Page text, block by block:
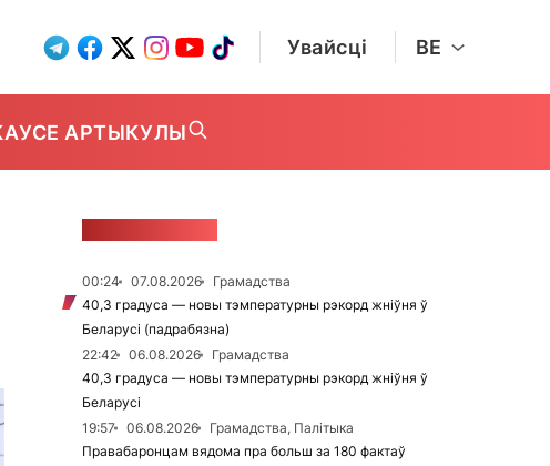
Увайсці BE
УСЕ АРТЫКУЛЫ
00:24 07.08.2026
Грамадства
40,3 градуса — новы тэмпературны рэкорд жніўня ў
Беларусі (падрабязна)
22:42
06.08.2026
Грамадства
40,3 градуса — новы тэмпературны рэкорд жніўня ў
Беларусі
19:57
06.08.2026
Грамадства, Палітыка
Правабаронцам вядома пра больш за 180 фактаў